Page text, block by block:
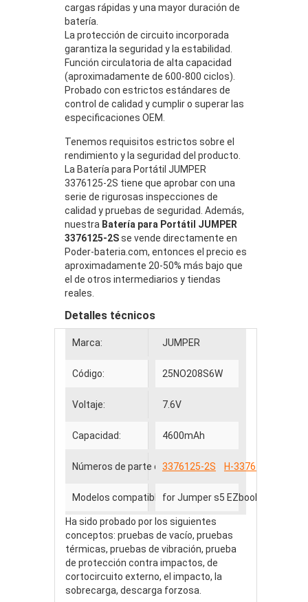
cargas rápidas y una mayor duración de
batería.
La protección de circuito incorporada
garantiza la seguridad y la estabilidad.
Función circulatoria de alta capacidad
(aproximadamente de 600-800 ciclos).
Probado con estrictos estándares de
control de calidad y cumplir o superar las
especificaciones OEM.
Tenemos requisitos estrictos sobre el
rendimiento y la seguridad del producto.
La Batería para Portátil JUMPER
3376125-2S tiene que aprobar con una
serie de rigurosas inspecciones de
calidad y pruebas de seguridad. Además,
nuestra Batería para Portátil JUMPER
3376125-2Sse vende directamente en
Poder-bateria.com, entonces el precio es
aproximadamente 20-50% más bajo que
el de otros intermediarios y tiendas
reales.
Detalles técnicos
Marca: JUMPER
Código: 25NO208S6W
Voltaje: 7.6V
Capacidad: 4600mAh
Números de parte compatibles
3376125-2S H-3376125-2S
Modelos compatiblesfor Jumper s5 EZbook X3 laptop
Ha sido probado por los siguientes
conceptos: pruebas de vacío, pruebas
térmicas, pruebas de vibración, prueba
de protección contra impactos, de
cortocircuito externo, el impacto, la
sobrecarga, descarga forzosa.